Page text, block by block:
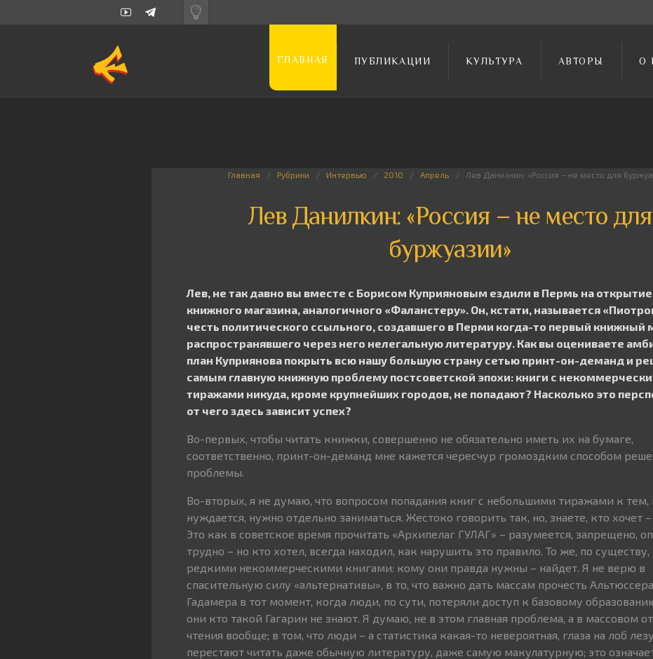
ГЛАВНАЯ ПУБЛИКАЦИИ КУЛЬТУРА АВТОРЫ О
Главная Рубрики Интервью 2010 Апрель Лев Данилкин: «Россия – не место для
Лев Данилкин: «Россия – не место для
буржуазии»
Лев, не так давно вы вместе с Борисом Куприяновым ездили в Пермь на
книжного магазина, аналогичного «Фаланстеру». Он, кстати, называется
честь политического ссыльного, создавшего в Перми когда-то первый книжный
распространявшего через него нелегальную литературу. Как вы оцениваете
план Куприянова покрыть всю нашу большую страну сетью принт-он-деманд и
самым главную книжную проблему постсоветской эпохи: книги с
тиражами никуда, кроме крупнейших городов, не попадают? Насколько это
от чего здесь зависит успех?
Во-первых, чтобы читать книжки, совершенно не обязательно иметь их на бумаге,
соответственно, принт-он-деманд мне кажется чересчур громоздким способом
проблемы.
Во-вторых, я не думаю, что вопросом попадания книг с небольшими тиражами к тем,
нуждается, нужно отдельно заниматься. Жестоко говорить так, но, знаете, кто хочет
Это как в советское время прочитать «Архипелаг ГУЛАГ» – разумеется, запрещено,
трудно – но кто хотел, всегда находил, как нарушить это правило. То же, по
редкими некоммерческими книгами: кому они правда нужны – найдет. Я не верю в
спасительную силу «альтернативы», в то, что важно дать массам прочесть
Гадамера в тот момент, когда люди, по сути, потеряли доступ к базовому
они кто такой Гагарин не знают. Я думаю, не в этом главная проблема, а в массовом
чтения вообще; в том, что люди – а статистика какая-то невероятная, глаза на лоб
перестают читать даже обычную литературу, даже самую макулатурную; это